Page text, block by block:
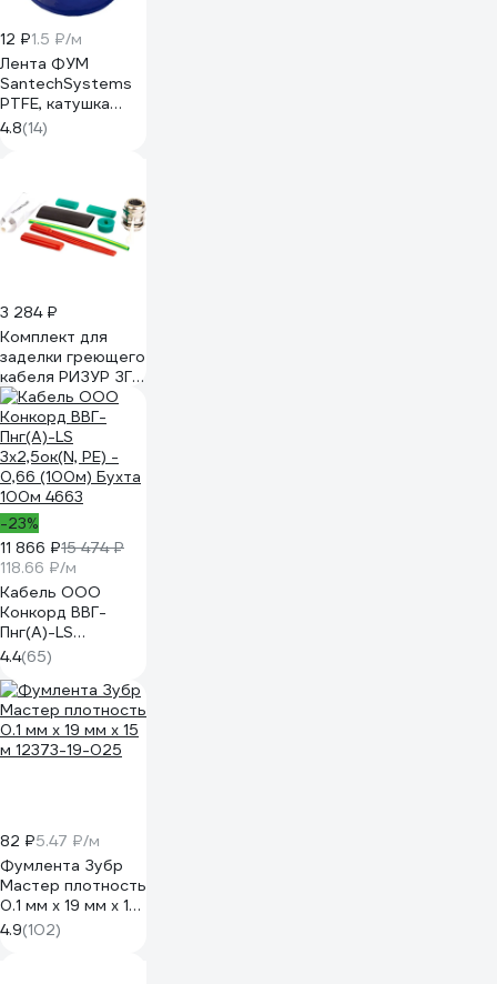
12 ₽1.5 ₽/м
Лента ФУМ
SantechSystems
PTFE, катушка
10х0,075 мм, 8 м,
вода 108-1565
4.8(14)
3 284 ₽
Комплект для
заделки греющего
кабеля РИЗУР ЗГК
4604450000144
-23%
11 866 ₽15 474 ₽
118.66 ₽/м
Кабель ООО
Конкорд ВВГ-
Пнг(А)-LS
3x2,5ок(N, PE) -
0,66 (100м) Бухта
100м 4663
4.4(65)
82 ₽5.47 ₽/м
Фумлента Зубр
Мастер плотность
0.1 мм х 19 мм х 15
м 12373-19-025
4.9(102)